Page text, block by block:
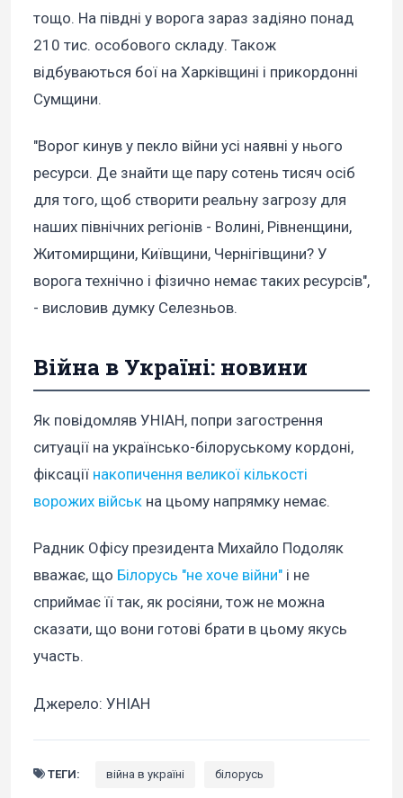
тощо. На півдні у ворога зараз задіяно понад
210 тис. особового складу. Також
відбуваються бої на Харківщині і прикордонні
Сумщини.
"Ворог кинув у пекло війни усі наявні у нього
ресурси. Де знайти ще пару сотень тисяч осіб
для того, щоб створити реальну загрозу для
наших північних регіонів - Волині, Рівненщини,
Житомирщини, Київщини, Чернігівщини? У
ворога технічно і фізично немає таких ресурсів",
- висловив думку Селезньов.
Війна в Україні: новини
Як повідомляв УНІАН, попри загострення
ситуації на українсько-білоруському кордоні,
фіксації накопичення великої кількості
ворожих військ на цьому напрямку немає.
Радник Офісу президента Михайло Подоляк
вважає, що Білорусь "не хоче війни" і не
сприймає її так, як росіяни, тож не можна
сказати, що вони готові брати в цьому якусь
участь.
Джерело: УНІАН
ТЕГИ: війна в україні білорусь